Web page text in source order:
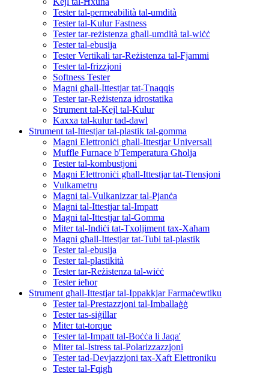
Tester tal-permeabilità tal-umdità
Tester tal-Kulur Fastness
Tester tar-reżistenza għall-umdità tal-wiċċ
Tester tal-ebusija
Tester Vertikali tar-Reżistenza tal-Fjammi
Tester tal-frizzjoni
Softness Tester
Magni għall-Ittestjar tat-Tnaqqis
Tester tar-Reżistenza idrostatika
Strument tal-Kejl tal-Kulur
Kaxxa tal-kulur tad-dawl
Strument tal-Ittestjar tal-plastik tal-gomma
Magni Elettroniċi għall-Ittestjar Universali
Muffle Furnace b'Temperatura Għolja
Tester tal-kombustjoni
Magni Elettroniċi għall-Ittestjar tat-Ttensjoni
Vulkametru
Magni tal-Vulkanizzar tal-Pjanċa
Magni tal-Ittestjar tal-Impatt
Magni tal-Ittestjar tal-Gomma
Miter tal-Indiċi tat-Txoljiment tax-Xaħam
Magni għall-Ittestjar tat-Tubi tal-plastik
Tester tal-ebusija
Tester tal-plastikità
Tester tar-Reżistenza tal-wiċċ
Tester ieħor
Strument għall-Ittestjar tal-Ippakkjar Farmaċewtiku
Tester tal-Prestazzjoni tal-Imballaġġ
Tester tas-siġillar
Miter tat-torque
Tester tal-Impatt tal-Boċċa li Jaqa'
Miter tal-Istress tal-Polarizzazzjoni
Tester tad-Devjazzjoni tax-Xaft Elettroniku
Tester tal-Fqigħ